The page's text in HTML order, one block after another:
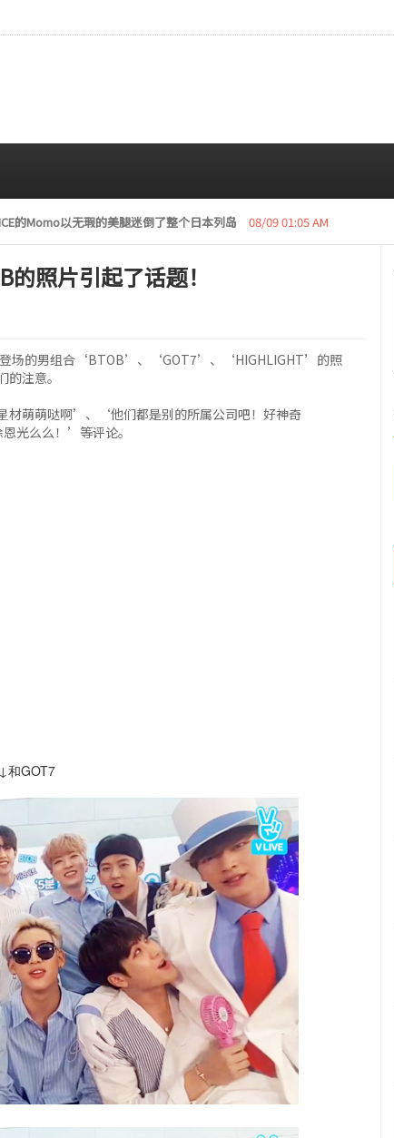
“下周开始安排日程” 08/08 01:05 AM
的照片引起了话题！
登场的男组合‘BTOB’、‘GOT7’、‘HIGHLIGHT’的照
注意。
材萌萌哒啊’、‘他们都是别的所属公司吧！好神奇
光么么！’等评论。
和GOT7